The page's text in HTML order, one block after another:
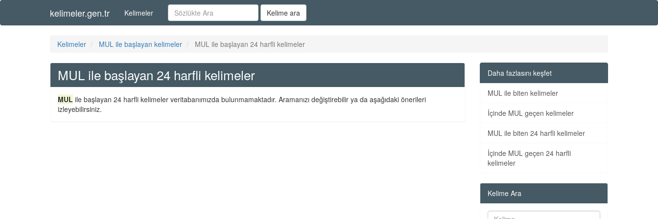
kelimeler.gen.tr Kelimeler Kelime ara
Kelimeler MUL ile başlayan kelimeler MUL ile başlayan 24 harfli kelimeler
MUL ile başlayan 24 harfli kelimeler
MUL ile başlayan 24 harfli kelimeler veritabanımızda bulunmamaktadır. Aramanızı değiştirebilir ya da aşağıdaki önerileri
izleyebilirsiniz.
Daha fazlasını keşfet
MUL ile biten kelimeler
İçinde MUL geçen kelimeler
MUL ile biten 24 harfli kelimeler
İçinde MUL geçen 24 harfli
kelimeler
Kelime Ara